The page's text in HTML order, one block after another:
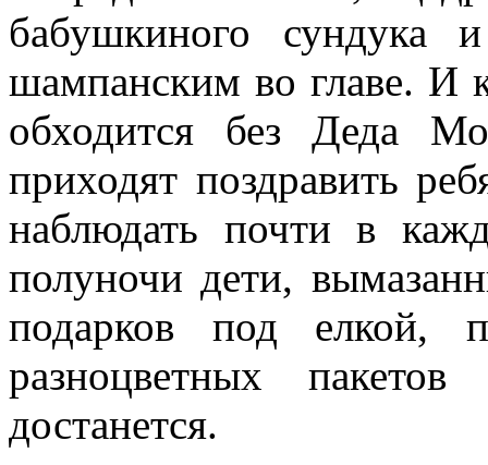
бабушкиного сундука
шампанским во главе. И
обходится без Деда
приходят поздравить
наблюдать почти в
полуночи дети,
подарков под елкой,
разноцветных
достанется.